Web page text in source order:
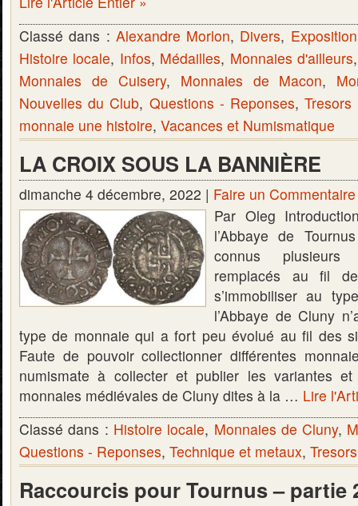
Classé dans : Alexandre Morlon, Divers,
Histoire locale, Infos, Médailles, Monnaies d'ailleurs
Monnaies de Cuisery, Monnaies de Macon,
Nouvelles du Club, Questions - Reponses,
monnaie une histoire, Vacances et Numismatique
LA CROIX SOUS LA BANNIÈRE
dimanche 4 décembre, 2022 | Faire un Commentaire
Par Oleg
l’Abbaye de
connus plusieurs
remplacés au fil
s’immobiliser au
l’Abbaye de Cluny
type de monnaie qui a fort peu évolué au fil des
Faute de pouvoir collectionner différentes
numismate à collecter et publier les variantes
monnaies médiévales de Cluny dites à la … Lire
Classé dans : Histoire locale, Monnaies de Cluny,
Questions - Reponses, Technique et metaux,
Raccourcis pour Tournus – partie